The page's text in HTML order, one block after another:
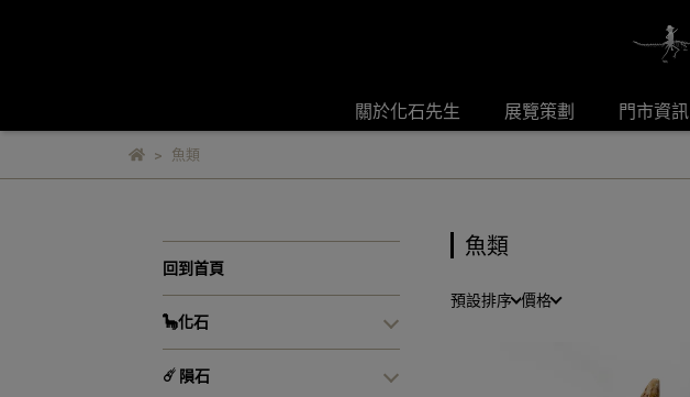
關於化石先生 展覽策劃 門市資訊
魚類
回到首頁
🦕化石
☄️ 隕石
魚類
預設排序 價格